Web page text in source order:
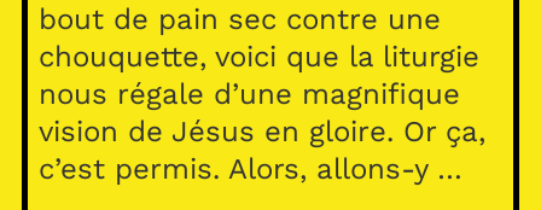
bout de pain sec contre une
chouquette, voici que la liturgie
nous régale d’une magnifique
vision de Jésus en gloire. Or ça,
c’est permis. Alors, allons-y …